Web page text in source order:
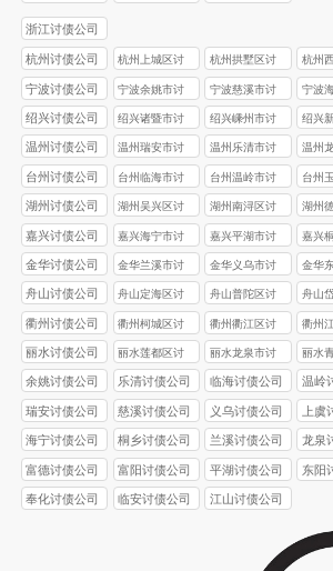
浙江讨债公司
杭州讨债公司
杭州上城区讨
债公司
杭州拱墅区讨
债公司
杭州
债公司
宁波讨债公司
宁波余姚市讨
债公司
宁波慈溪市讨
债公司
宁波
债公司
绍兴讨债公司
绍兴诸暨市讨
债公司
绍兴嵊州市讨
债公司
绍兴
债公司
温州讨债公司
温州瑞安市讨
债公司
温州乐清市讨
债公司
温州
债公司
台州讨债公司
台州‌临海市讨
债公司
台州‌温岭市讨
债公司
台州
债公
湖州讨债公司
湖州吴兴区讨
债公司
湖州南浔区讨
债公司
湖州
债公司
嘉兴讨债公司
嘉兴海宁市讨
债公司
嘉兴平湖市讨
债公司
嘉兴
债公
金华讨债公司
金华兰溪市讨
债公司
金华义乌市讨
债公司
金华
债公司
舟山讨债公司
舟山定海区讨
债公司
舟山普陀区讨
债公司
舟山
债公司
衢州讨债公司
衢州柯城区讨
债公司
衢州衢江区讨
债公司
衢州
债公司
丽水讨债公司
丽水莲都区讨
债公司
丽水龙泉市讨
债公司
丽水
债公
余姚讨债公司 乐清讨债公司 临海讨债公司 温岭
瑞安讨债公司 慈溪讨债公司 义乌讨债公司 上虞
海宁讨债公司 桐乡讨债公司 兰溪讨债公司 龙泉
富德讨债公司 富阳讨债公司 平湖讨债公司 东阳
奉化讨债公司 临安讨债公司 江山讨债公司